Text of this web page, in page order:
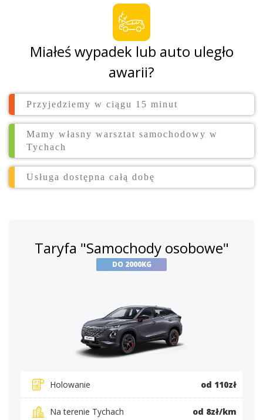
Miałeś wypadek lub auto uległo
awarii?
Przyjedziemy w ciągu 15 minut
Mamy własny warsztat samochodowy w
Tychach
Usługa dostępna całą dobę
Taryfa "Samochody osobowe"
DO 2000KG
Holowanie od 110zł
Na terenie Tychach od 8zł/km